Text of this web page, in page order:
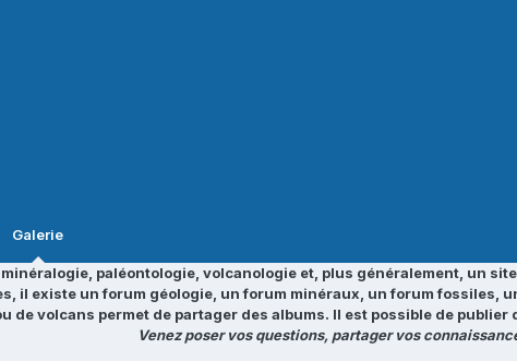
Galerie
paléontologie, volcanologie et, plus généralement, un
il existe un forum géologie, un forum minéraux, un forum fossiles,
de volcans permet de partager des albums. Il est possible de
Venez poser vos questions, partager vos